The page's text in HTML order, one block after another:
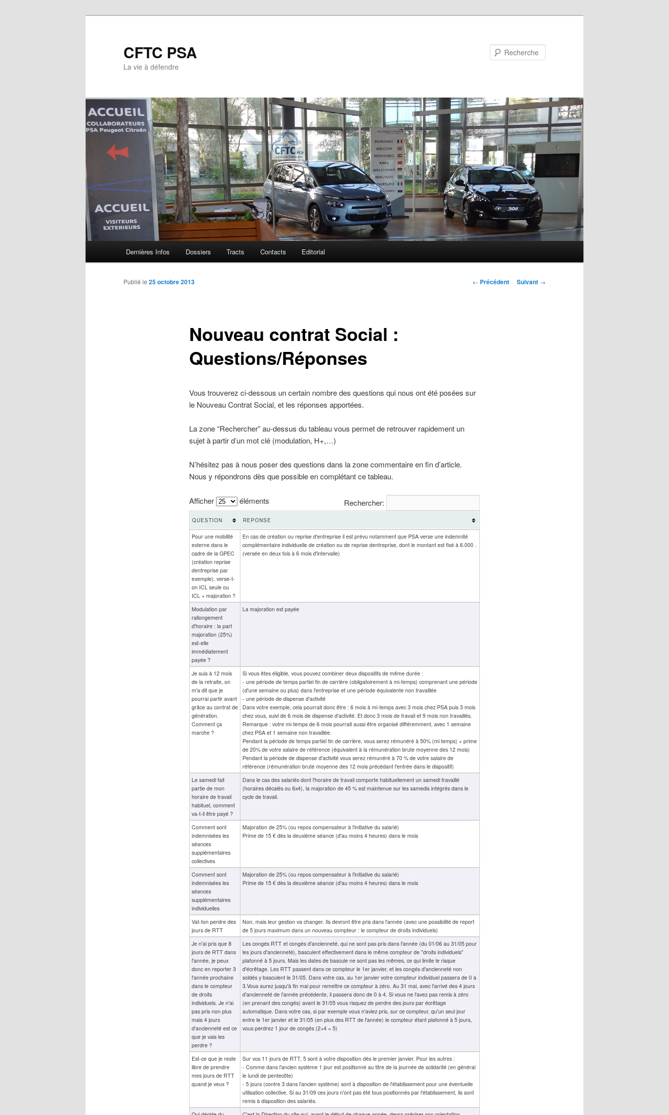
CFTC PSA
La vie à défendre
Aller au contenu principal
Aller au contenu secondaire
Dernières Infos Dossiers Tracts Contacts Editorial
Navigation des
← Précédent Suivant →
Nouveau contrat Social :
Questions/Réponses
Publié le 25 octobre 2013
Vous trouverez ci-dessous un certain nombre des questions qui nous ont été posées sur
le Nouveau Contrat Social, et les réponses apportées.
La zone “Rechercher” au-dessus du tableau vous permet de retrouver rapidement un
sujet à partir d’un mot clé (modulation, H+,…)
N’hésitez pas à nous poser des questions dans la zone commentaire en fin d’article.
Nous y répondrons dès que possible en complétant ce tableau.
Afficher éléments Rechercher:
QUESTION REPONSE
Pour une mobilité
externe dans le
cadre de la GPEC
(création reprise
dentreprise par
exemple), verse-t-
on ICL seule ou
ICL + majoration ?
En cas de création ou reprise d'entreprise il est prévu notamment que PSA verse une indemnité
complémentaire individuelle de création ou de reprise dentreprise, dont le montant est fixé à 6.000 .
(versée en deux fois à 6 mois d'intervalle)
Modulation par
rallongement
d'horaire : la part
majoration (25%)
est-elle
immédiatement
payée ?
La majoration est payée
Je suis à 12 mois
de la retraite, on
m'a dit que je
pourrai partir avant
grâce au contrat de
génération.
Comment ça
marche ?
Si vous êtes éligible, vous pouvez combiner deux dispositifs de même durée :
- une période de temps partiel fin de carrière (obligatoirement à mi-temps) comprenant une période
(d'une semaine ou plus) dans l'entreprise et une période équivalente non travaillée
- une période de dispense d'activité
Dans votre exemple, cela pourrait donc être : 6 mois à mi-temps avec 3 mois chez PSA puis 3 mois
chez vous, suivi de 6 mois de dispense d'activité. Et donc 3 mois de travail et 9 mois non travaillés.
Remarque : votre mi-temps de 6 mois pourrait aussi être organisé différemment, avec 1 semaine
chez PSA et 1 semaine non travaillée.
Pendant la période de temps partiel fin de carrière, vous serez rémunéré à 50% (mi temps) + prime
de 20% de votre salaire de référence (équivalent à la rémunération brute moyenne des 12 mois)
Pendant la période de dispense d'activité vous serez rémunéré à 70 % de votre salaire de
référence (rémunération brute moyenne des 12 mois précédant l'entrée dans le dispositif)
Le samedi fait
partie de mon
horaire de travail
habituel, comment
va-t-il être payé ?
Dans le cas des salariés dont l'horaire de travail comporte habituellement un samedi travaillé
(horaires décalés ou 6x4), la majoration de 45 % est maintenue sur les samedis intégrés dans le
cycle de travail.
Comment sont
indemnisées les
séances
supplémentaires
collectives
Majoration de 25% (ou repos compensateur à l'initiative du salarié)
Prime de 15 € dès la deuxième séance (d'au moins 4 heures) dans le mois
Comment sont
indemnisées les
séances
supplémentaires
individuelles
Majoration de 25% (ou repos compensateur à l'initiative du salarié)
Prime de 15 € dès la deuxième séance (d'au moins 4 heures) dans le mois
Vat-ton perdre des
jours de RTT
Non, mais leur gestion va changer. Ils devront être pris dans l'année (avec une possibilité de report
de 5 jours maximum dans un nouveau compteur : le compteur de droits individuels)
Je n'ai pris que 8
jours de RTT dans
l'année, je peux
donc en reporter 3
l'année prochaine
dans le compteur
de droits
individuels. Je n'ai
pas pris non plus
mais 4 jours
d'ancienneté est ce
que je vais les
perdre ?
Les congés RTT et congés d'ancienneté, qui ne sont pas pris dans l'année (du 01/06 au 31/05 pour
les jours d'ancienneté), basculent effectivement dans le même compteur de "droits individuels"
plafonné à 5 jours. Mais les dates de bascule ne sont pas les mêmes, ce qui limite le risque
d'écrêtage. Les RTT passent dans ce compteur le 1er janvier, et les congés d'ancienneté non
soldés y basculent le 31/05. Dans votre cas, au 1er janvier votre compteur individuel passera de 0 à
3.Vous aurez jusqu'à fin mai pour remettre ce compteur à zéro. Au 31 mai, avec l'arrivé des 4 jours
d'ancienneté de l'année précédente, il passera donc de 0 à 4. Si vous ne l'avez pas remis à zéro
(en prenant des congés) avant le 31/05 vous risquez de perdre des jours par écrêtage
automatique. Dans votre cas, si par exemple vous n'aviez pris, sur ce compteur, qu'un seul jour
entre le 1er janvier et le 31/05 (en plus des RTT de l'année) le compteur étant plafonné à 5 jours,
vous perdrez 1 jour de congés (2+4 = 5)
Est-ce que je reste
libre de prendre
mes jours de RTT
quand je veux ?
Sur vos 11 jours de RTT, 5 sont à votre disposition dès le premier janvier. Pour les autres :
- Comme dans l'ancien système 1 jour est positionné au titre de la journée de solidarité (en général
le lundi de pentecôte)
- 5 jours (contre 3 dans l'ancien système) sont à disposition de l'établissement pour une éventuelle
utilisation collective. Si au 31/09 ces jours n'ont pas été tous positionnés par l'établissement, ils sont
remis à disposition des salariés.